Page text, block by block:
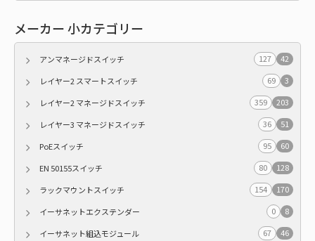
メーカー 小カテゴリー
アンマネージドスイッチ 127
42
レイヤー2 スマートスイッチ
69
3
レイヤー2 マネージドスイッチ
359
203
レイヤー3 マネージドスイッチ
36
51
PoEスイッチ
95
60
EN 50155スイッチ
80
128
ラックマウントスイッチ
154
170
イーサネットエクステンダー
0
8
イーサネット組込モジュール
67
46